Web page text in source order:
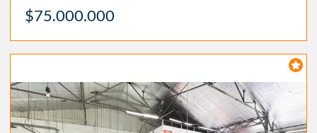
$75.000.000